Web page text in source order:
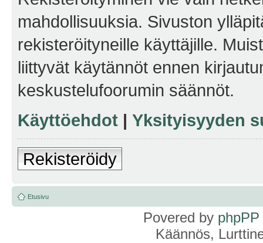
mahdollisuuksia. Sivuston
rekisteröityneille käyttäjille.
liittyvät käytännöt ennen
keskustelufoorumin säännöt.
Käyttöehdot | Yksityisyyden
Rekisteröidy
Etusivu
Povered by phpPP
Käännös,